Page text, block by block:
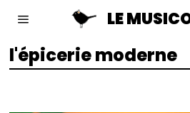
LE
l'épicerie moderne